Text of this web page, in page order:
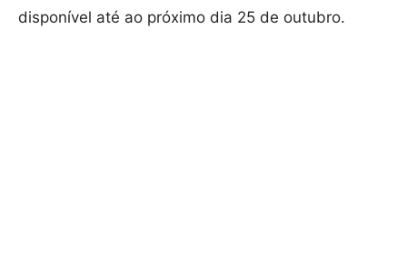
disponível até ao próximo dia 25 de outubro.